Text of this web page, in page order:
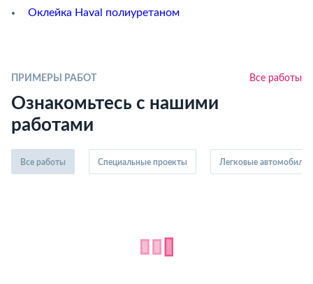
Оклейка Haval полиуретаном
ПРИМЕРЫ РАБОТ Все работы
Ознакомьтесь с нашими
работами
Все работы Специальные проекты Легковые автомобили